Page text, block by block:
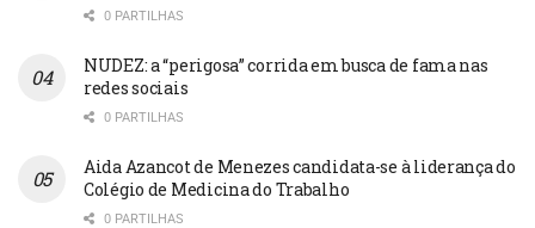
0 PARTILHAS
NUDEZ: a “perigosa” corrida em busca de fama nas
redes sociais
0 PARTILHAS
Aida Azancot de Menezes candidata-se à liderança do
Colégio de Medicina do Trabalho
0 PARTILHAS